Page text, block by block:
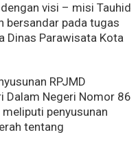
visi – misi Tauhid
bersandar pada tugas
Dinas Parawisata Kota
RPJMD
Dalam Negeri Nomor 86
penyusunan
tentang